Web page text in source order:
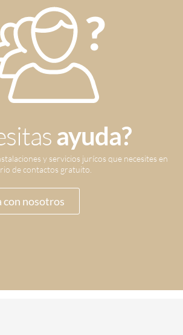
ayuda?
y servicios jurícos que necesites en
de contactos gratuito.
con nosotros